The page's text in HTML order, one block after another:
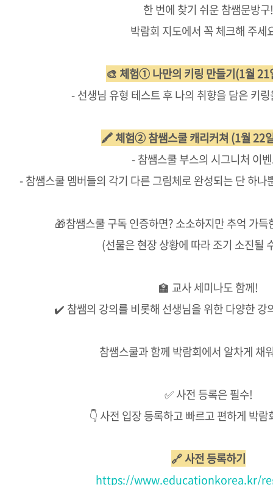
한 번에 찾기 쉬운 참쌤문방
박람회 지도에서 꼭 체크해 주
🎨 체험① 나만의 키링 만들기(1월
- 선생님 유형 테스트 후 나의 취향을 담은 키
🖍️ 체험② 참쌤스쿨 캐리커쳐 (1월 22
- 참쌤스쿨 부스의 시그니처 이
- 참쌤스쿨 멤버들의 각기 다른 그림체로 완성되는 단 하
🎁참쌤스쿨 구독 인증하면? 소소하지만 추억 가
(선물은 현장 상황에 따라 조기 소진될
🏫 교사 세미나도 함께!
✔️ 참쌤의 강의를 비롯해 선생님을 위한 다양한 강
참쌤스쿨과 함께 박람회에서 알차게 채
✅ 사전 등록은 필수!
👇 사전 입장 등록하고 빠르고 편하게 박람
🔗 사전 등록하기
https://www.educationkorea.kr/